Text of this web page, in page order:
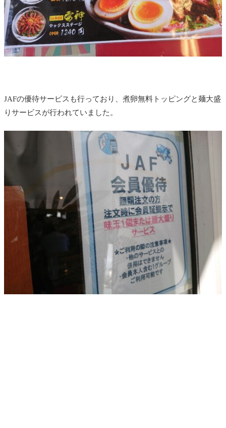
JAFの優待サービスも行っており、煮卵無料トッピングと麺大盛
りサービスが行われていました。